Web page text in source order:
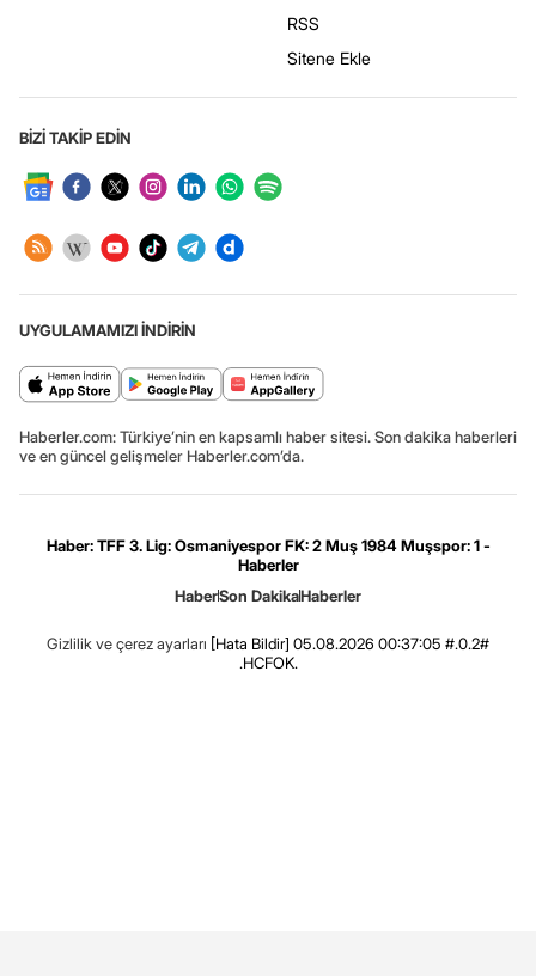
RSS
Sitene Ekle
BİZİ TAKİP EDİN
UYGULAMAMIZI İNDİRİN
Haberler.com: Türkiye’nin en kapsamlı haber sitesi. Son dakika haberleri
ve en güncel gelişmeler Haberler.com’da.
Haber: TFF 3. Lig: Osmaniyespor FK: 2 Muş 1984 Muşspor: 1 -
Haberler
HaberSon DakikaHaberler
Gizlilik ve çerez ayarları [Hata Bildir] 05.08.2026 00:37:05 #.0.2#
.HCFOK.